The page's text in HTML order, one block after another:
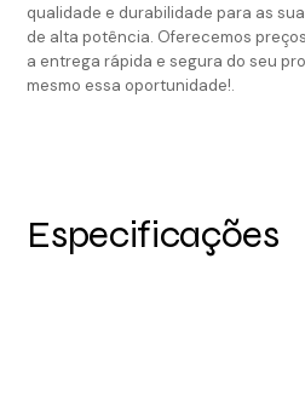
qualidade e durabilidade para as
de alta potência. Oferecemos
a entrega rápida e segura do seu
mesmo essa oportunidade!.
Especificações